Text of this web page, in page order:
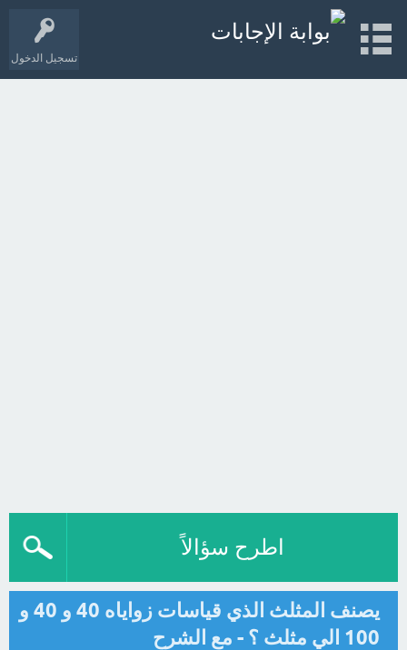
تسجيل الدخول
اطرح سؤالاً
يصنف المثلث الذي قياسات زواياه 40 و 40 و
100 الي مثلث ؟ - مع الشرح